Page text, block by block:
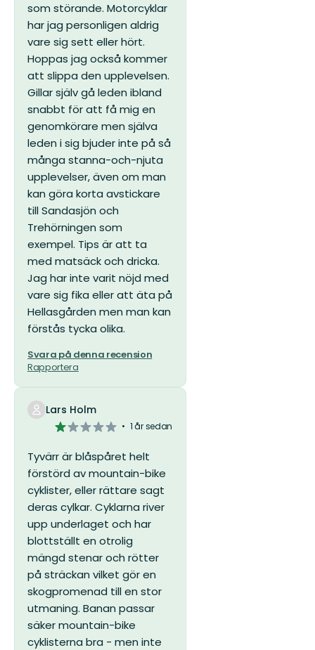
som störande. Motorcyklar
har jag personligen aldrig
vare sig sett eller hört.
Hoppas jag också kommer
att slippa den upplevelsen.
Gillar själv gå leden ibland
snabbt för att få mig en
genomkörare men själva
leden i sig bjuder inte på så
många stanna-och-njuta
upplevelser, även om man
kan göra korta avstickare
till Sandasjön och
Trehörningen som
exempel. Tips är att ta
med matsäck och dricka.
Jag har inte varit nöjd med
vare sig fika eller att äta på
Hellasgården men man kan
förstås tycka olika.
Svara på denna recension
Rapportera
Lars Holm
1
5
stjärnor
1 år sedan
Tyvärr är blåspåret helt
förstörd av mountain-bike
cyklister, eller rättare sagt
deras cylkar. Cyklarna river
upp underlaget och har
blottställt en otrolig
mängd stenar och rötter
på sträckan vilket gör en
skogpromenad till en stor
utmaning. Banan passar
säker mountain-bike
cyklisterna bra - men inte